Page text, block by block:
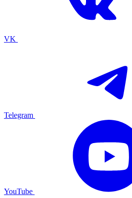
VK
Telegram
YouTube